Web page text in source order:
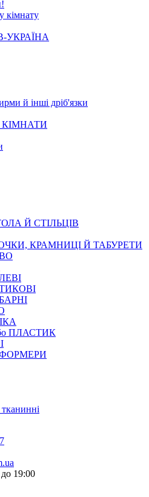
кімнату
УКРАЇНА
й інші дріб'язки
КІМНАТИ
Й СТІЛЬЦІВ
КРАМНИЦІ Й ТАБУРЕТИ
ПЛАСТИК
19:00